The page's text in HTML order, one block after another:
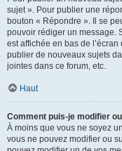
sujet ». Pour publier une
bouton « Répondre ». Il se
pouvoir rédiger un message.
est affichée en bas de
publier de nouveaux sujets
jointes dans ce forum, etc.
Haut
Comment puis-je modifier
À moins que vous ne soyez
vous ne pouvez modifier ou